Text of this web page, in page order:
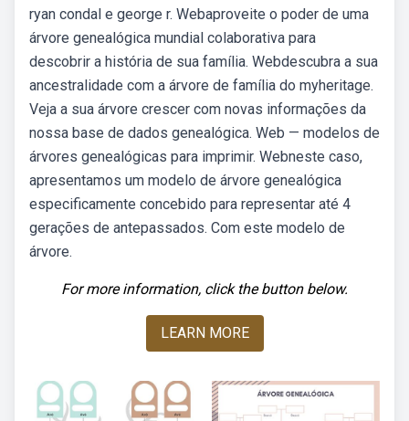
ryan condal e george r. Webaproveite o poder de uma
árvore genealógica mundial colaborativa para
descobrir a história de sua família. Webdescubra a sua
ancestralidade com a árvore de família do myheritage.
Veja a sua árvore crescer com novas informações da
nossa base de dados genealógica. Web — modelos de
árvores genealógicas para imprimir. Webneste caso,
apresentamos um modelo de árvore genealógica
especificamente concebido para representar até 4
gerações de antepassados. Com este modelo de
árvore.
For more information, click the button below.
LEARN MORE